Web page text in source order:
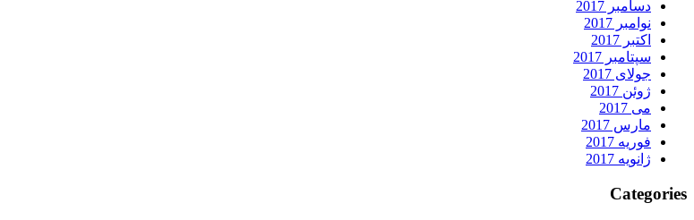
دسامبر 2017
نوامبر 2017
اکتبر 2017
سپتامبر 2017
جولای 2017
ژوئن 2017
می 2017
مارس 2017
فوریه 2017
ژانویه 2017
Categories